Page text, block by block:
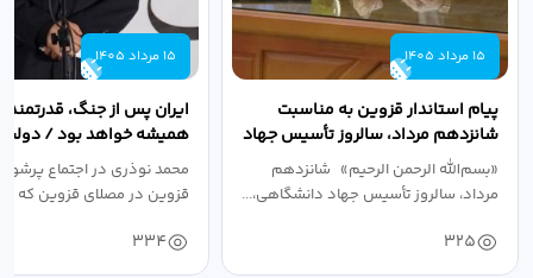
15 مرداد 1405
پیام استاندار قزوین به مناسبت
شانزدهم مرداد، سالروز تأسیس جهاد
دانشگاهی
«بسم‌الله الرحمن الرحیم» شانزدهم
مرداد، سالروز تأسیس جهاد دانشگاهی،...
325
15 مرداد 1405
ایران پس از جنگ،
همیشه خواهد بود / دولت
نبرد اقتصادی،...
محمد نوذری در اجتماع
قزوین در مصلای قزوین که
334